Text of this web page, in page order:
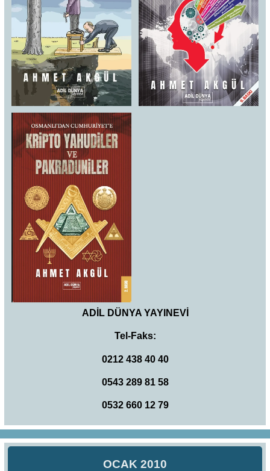
ADİL DÜNYA YAYINEVİ
Tel-Faks:
0212 438 40 40
0543 289 81 58
0532 660 12 79
OCAK 2010